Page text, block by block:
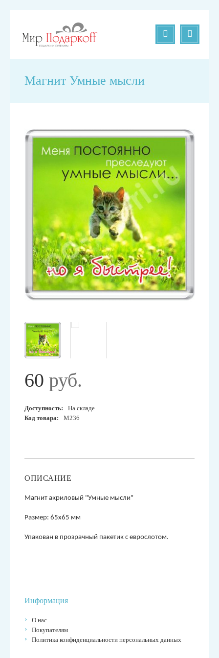
Магнит Умные мысли
60 руб.
Доступность:
На складе
Код товара:
М236
ОПИСАНИЕ
Магнит акриловый "Умные мысли"
Размер: 65х65 мм
Упакован в прозрачный пакетик с еврослотом.
Информация
О нас
Покупателям
Политика конфиденциальности персональных данных